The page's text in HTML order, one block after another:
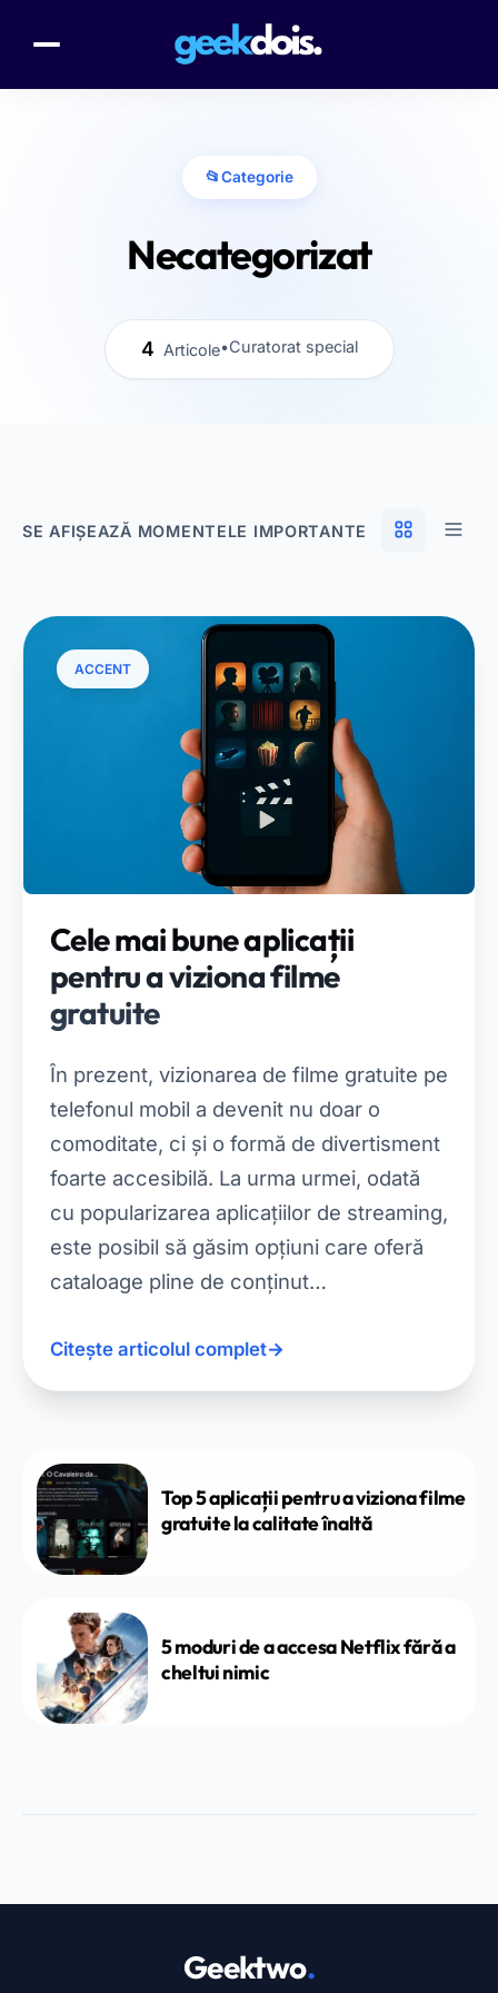
📂Categorie
Necategorizat
4 Articole•Curatorat special
SE AFIȘEAZĂ MOMENTELE IMPORTANTE
ACCENT
Cele mai bune aplicații
pentru a viziona filme
gratuite
În prezent, vizionarea de filme gratuite pe
telefonul mobil a devenit nu doar o
comoditate, ci și o formă de divertisment
foarte accesibilă. La urma urmei, odată
cu popularizarea aplicațiilor de streaming,
este posibil să găsim opțiuni care oferă
cataloage pline de conținut…
Citește articolul complet→
Top 5 aplicații pentru a viziona filme
gratuite la calitate înaltă
5 moduri de a accesa Netflix fără a
cheltui nimic
Geektwo.